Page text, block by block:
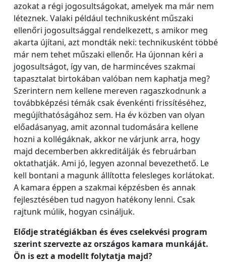
azokat a régi jogosultságokat, amelyek ma már nem
léteznek. Valaki például technikusként műszaki
ellenőri jogosultsággal rendelkezett, s amikor meg
akarta újítani, azt mondták neki: technikusként többé
már nem tehet műszaki ellenőr. Ha újonnan kéri a
jogosultságot, így van, de harmincéves szakmai
tapasztalat birtokában valóban nem kaphatja meg?
Szerintern nem kellene mereven ragaszkodnunk a
továbbképzési témák csak évenkénti frissítéséhez,
megújíthatóságához sem. Ha év közben van olyan
előadásanyag, amit azonnal tudomására kellene
hozni a kollégáknak, akkor ne várjunk arra, hogy
majd decemberben akkreditálják és februárban
oktathatják. Ami jó, legyen azonnal bevezethető. Le
kell bontani a magunk állította felesleges korlátokat.
A kamara éppen a szakmai képzésben és annak
fejlesztésében tud nagyon hatékony lenni. Csak
rajtunk múlik, hogyan csináljuk.
Elődje stratégiákban és éves cselekvési program
szerint szervezte az országos kamara munkáját.
Ön is ezt a modellt folytatja majd?